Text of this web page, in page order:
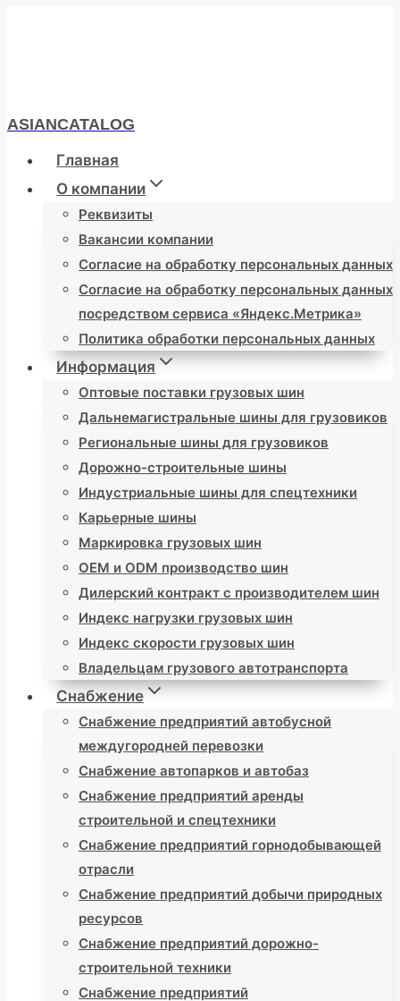
ASIANCATALOG
Главная
О компании
Реквизиты
Вакансии компании
Согласие на обработку персональных данных
Согласие на обработку персональных данных
посредством сервиса «Яндекс.Метрика»
Политика обработки персональных данных
Информация
Оптовые поставки грузовых шин
Дальнемагистральные шины для грузовиков
Региональные шины для грузовиков
Дорожно-строительные шины
Индустриальные шины для спецтехники
Карьерные шины
Маркировка грузовых шин
OEM и ODM производство шин
Дилерский контракт с производителем шин
Индекс нагрузки грузовых шин
Индекс скорости грузовых шин
Владельцам грузового автотранспорта
Снабжение
Снабжение предприятий автобусной
междугородней перевозки
Снабжение автопарков и автобаз
Снабжение предприятий аренды
строительной и спецтехники
Снабжение предприятий горнодобывающей
отрасли
Снабжение предприятий добычи природных
ресурсов
Снабжение предприятий дорожно-
строительной техники
Снабжение предприятий